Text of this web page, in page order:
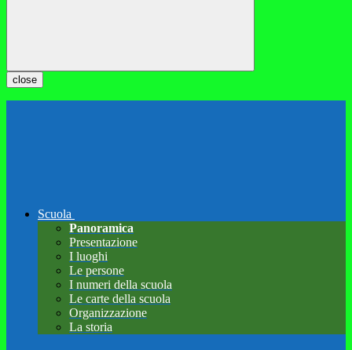
close
Scuola
Panoramica
Presentazione
I luoghi
Le persone
I numeri della scuola
Le carte della scuola
Organizzazione
La storia